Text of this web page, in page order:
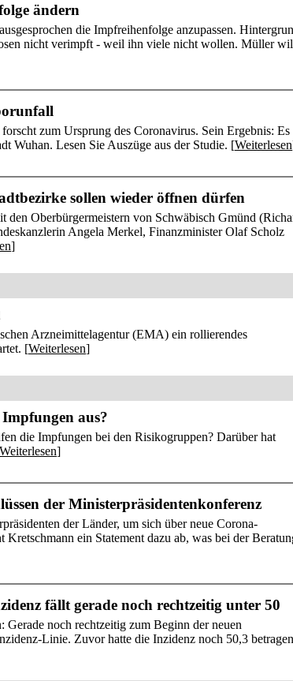
ändern
die Impfreihenfolge anzupassen.
nicht verimpft - weil ihn viele nicht wollen. Müller
zum Ursprung des Coronavirus. Sein Ergebnis: Es
Wuhan. Lesen Sie Auszüge aus der Studie. [Weiterlesen
sollen wieder öffnen dürfen
den Oberbürgermeistern von Schwäbisch Gmünd
Angela Merkel, Finanzminister Olaf Scholz
]
Arzneimittelagentur (EMA) ein rollierendes
[Weiterlesen]
Impfungen aus?
die Impfungen bei den Risikogruppen? Darüber hat
Weiterlesen]
der Ministerpräsidentenkonferenz
der Länder, um sich über neue Corona-
ein Statement dazu ab, was bei der
fällt gerade noch rechtzeitig unter 50
noch rechtzeitig zum Beginn der neuen
Linie. Zuvor hatte die Inzidenz noch 50,3